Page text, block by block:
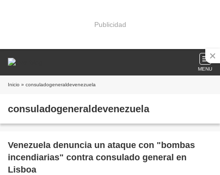
Publicidad
MENU
Inicio » consuladogeneraldevenezuela
consuladogeneraldevenezuela
Venezuela denuncia un ataque con "bombas
incendiarias" contra consulado general en
Lisboa